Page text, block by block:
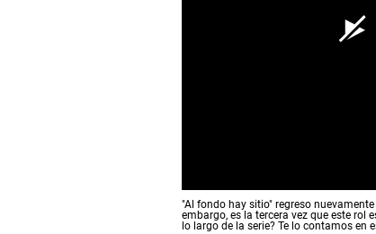
"Al fondo hay sitio" regreso
embargo, es la tercera vez que este rol
lo largo de la serie? Te lo contamos en